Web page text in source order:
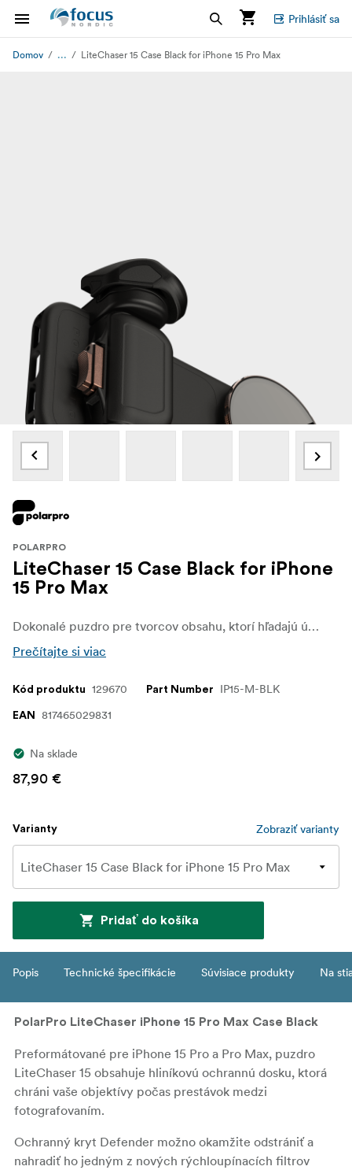
Prihlásiť sa
Domov ... LiteChaser 15 Case Black for iPhone 15 Pro Max
POLARPRO
LiteChaser 15 Case Black for iPhone
15 Pro Max
Dokonalé puzdro pre tvorcov obsahu, ktorí hľadajú úplnú ochranu objektívu fotoaparátu a rýchle možnosti montáže filtrov.
Prečítajte si viac
Kód produktu 129670 Part Number IP15-M-BLK
EAN 817465029831
Na sklade
87,90 €
Varianty Zobraziť varianty
Pridať do košíka
Popis Technické špecifikácie Súvisiace produkty Na
PolarPro LiteChaser iPhone 15 Pro Max Case Black
Preformátované pre iPhone 15 Pro a Pro Max, puzdro
LiteChaser 15 obsahuje hliníkovú ochrannú dosku, ktorá
chráni vaše objektívy počas prestávok medzi
fotografovaním.
Ochranný kryt Defender možno okamžite odstrániť a
nahradiť ho jedným z nových rýchloupínacích filtrov